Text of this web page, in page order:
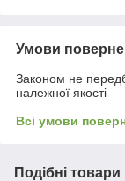
Умови
Законом не
належної якості
Всі умови
Подібні товари